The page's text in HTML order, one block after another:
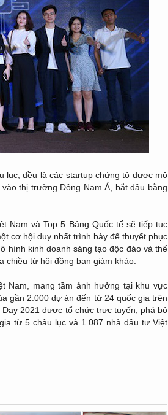
lục, đều là các startup chứng tỏ được mô
thị trường Đông Nam Á, bắt đầu bằng
Nam và Top 5 Bảng Quốc tế sẽ tiếp tục
cơ hội duy nhất trình bày để thuyết phục
hình kinh doanh sáng tạo độc đáo và thể
chiều từ hội đồng ban giám khảo.
Nam, mang tầm ảnh hưởng tại khu vực
gần 2.000 dự án đến từ 24 quốc gia trên
2021 được tổ chức trực tuyến, phá bỏ
từ 5 châu lục và 1.087 nhà đầu tư Việt